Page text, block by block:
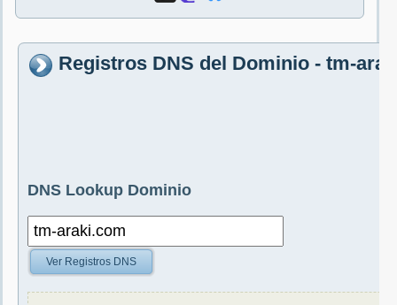
Registros DNS del Dominio - tm-
DNS Lookup Dominio
Ver Registros DNS